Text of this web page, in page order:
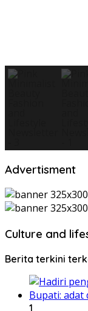
Advertisment
Culture and
Berita terkini
1